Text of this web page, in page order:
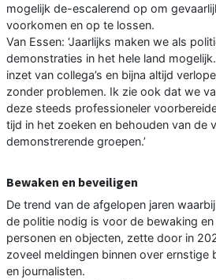
mogelijk de-escalerend op om
voorkomen en op te lossen.
Van Essen: ‘Jaarlijks maken we als
demonstraties in het hele land
inzet van collega’s en bijna altijd
zonder problemen. Ik zie ook dat we
deze steeds professioneler
tijd in het zoeken en behouden van de
demonstrerende groepen.’
Bewaken en beveiligen
De trend van de afgelopen jaren
de politie nodig is voor de bewaking
personen en objecten, zette door in
zoveel meldingen binnen over ernstige
en journalisten.